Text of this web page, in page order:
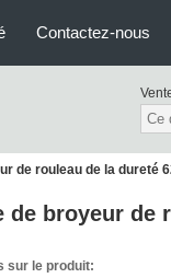
Contactez-nous
de rouleau de la dureté
broyeur de
sur le produit: